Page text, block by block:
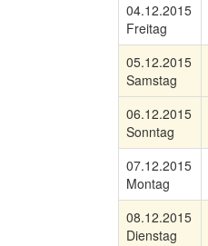
04.12.2015
Freitag
05.12.2015
Samstag
06.12.2015
Sonntag
07.12.2015
Montag
08.12.2015
Dienstag